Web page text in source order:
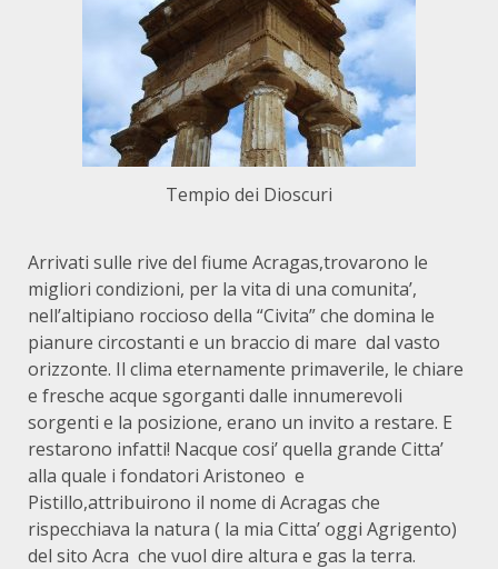
Tempio dei Dioscuri
Arrivati sulle rive del fiume Acragas,trovarono le
migliori condizioni, per la vita di una comunita’,
nell’altipiano roccioso della “Civita” che domina le
pianure circostanti e un braccio di mare dal vasto
orizzonte. Il clima eternamente primaverile, le chiare
e fresche acque sgorganti dalle innumerevoli
sorgenti e la posizione, erano un invito a restare. E
restarono infatti! Nacque cosi’ quella grande Citta’
alla quale i fondatori Aristoneo e
Pistillo,attribuirono il nome di Acragas che
rispecchiava la natura ( la mia Citta’ oggi Agrigento)
del sito Acra che vuol dire altura e gas la terra.